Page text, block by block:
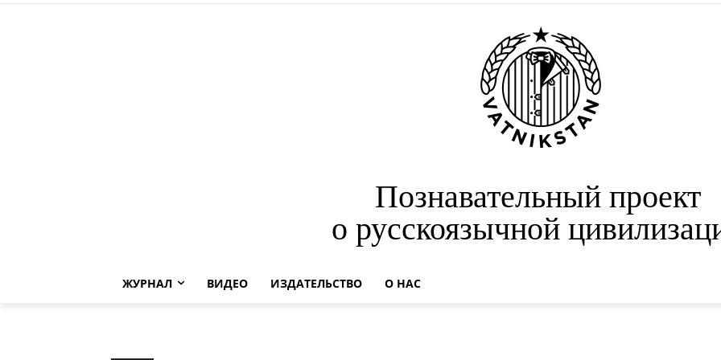
Познавательный проект
о русскоязычной
ЖУРНАЛ ВИДЕО ИЗДАТЕЛЬСТВО О НАС